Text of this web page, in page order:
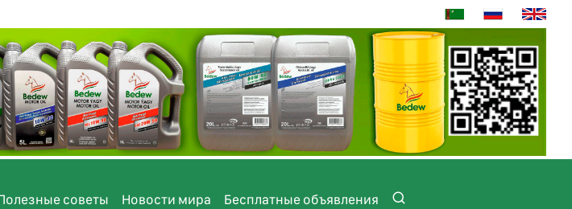
советы Новости мира Бесплатные объявления